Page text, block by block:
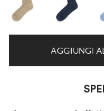
AGGIUNGI